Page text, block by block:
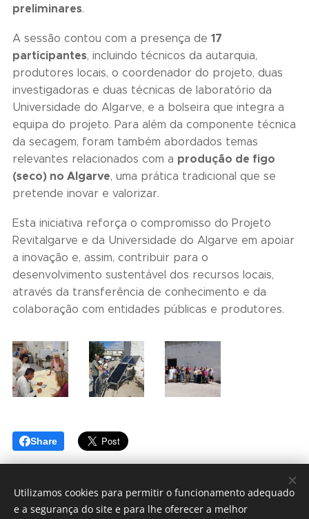
preliminares.
A sessão contou com a presença de 17
participantes, incluindo técnicos da autarquia,
produtores locais, o coordenador do projeto, duas
investigadoras e duas técnicas de laboratório da
Universidade do Algarve, e a bolseira que integra a
equipa do projeto. Para além da componente técnica
da secagem, foram também abordados temas
relevantes relacionados com a produção de figo
(seco) no Algarve, uma prática tradicional que se
pretende inovar e valorizar.
Esta iniciativa reforça o compromisso do Projeto
Revitalgarve e da Universidade do Algarve em apoiar
a inovação e, assim, contribuir para o
desenvolvimento sustentável dos recursos locais,
através da transferência de conhecimento e da
colaboração com entidades públicas e produtores.
Share
Utilizamos cookies para permitir o funcionamento adequado
e a segurança do site e para lhe oferecer a melhor